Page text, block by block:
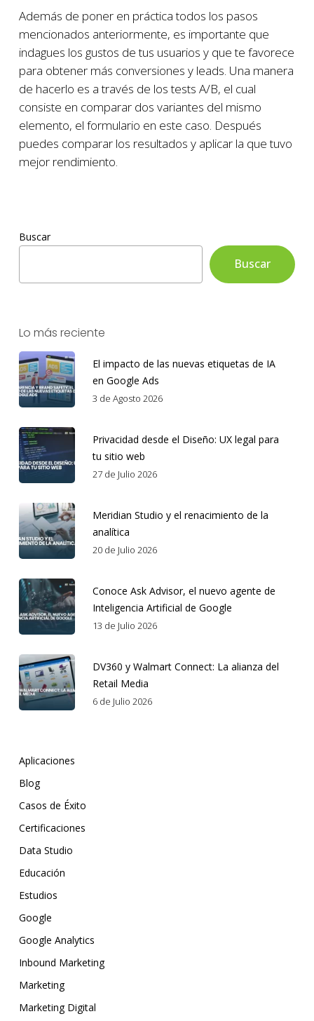
Además de poner en práctica todos los pasos
mencionados anteriormente, es importante que
indagues los gustos de tus usuarios y que te favorece
para obtener más conversiones y leads. Una manera
de hacerlo es a través de los tests A/B, el cual
consiste en comparar dos variantes del mismo
elemento, el formulario en este caso. Después
puedes comparar los resultados y aplicar la que tuvo
mejor rendimiento.
Buscar
Buscar
Lo más reciente
El impacto de las nuevas etiquetas de IA
en Google Ads
3 de Agosto 2026
Privacidad desde el Diseño: UX legal para
tu sitio web
27 de Julio 2026
Meridian Studio y el renacimiento de la
analítica
20 de Julio 2026
Conoce Ask Advisor, el nuevo agente de
Inteligencia Artificial de Google
13 de Julio 2026
DV360 y Walmart Connect: La alianza del
Retail Media
6 de Julio 2026
Aplicaciones
Blog
Casos de Éxito
Certificaciones
Data Studio
Educación
Estudios
Google
Google Analytics
Inbound Marketing
Marketing
Marketing Digital